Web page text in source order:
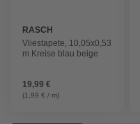
RASCH
Vliestapete, 10,05x0,53
m Kreise blau beige
19,99 €
(1,99 € / m)